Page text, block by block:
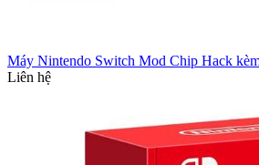
Máy Nintendo Switch Mod Chip Hack
Liên hệ